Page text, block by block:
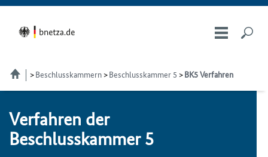
Beschlusskammern Beschlusskammer 5 BK5 Verfahren
Verfahren der
Beschlusskammer 5